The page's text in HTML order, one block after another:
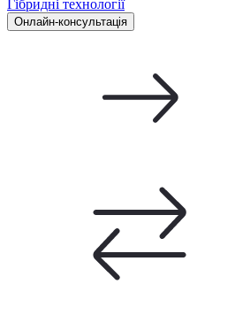
Гібридні технології
Онлайн-консультація